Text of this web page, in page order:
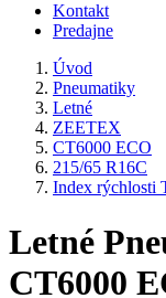
Kontakt
Predajne
Úvod
Pneumatiky
Letné
ZEETEX
CT6000 ECO
215/65 R16C
Index rýchlosti
Letné
CT6000